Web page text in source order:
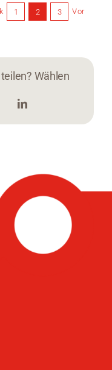
1 2 3 Vor
Wählen